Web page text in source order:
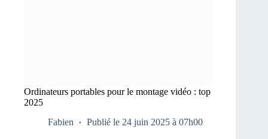
Ordinateurs portables pour le montage vidéo : top
2025
Fabien
Publié le 24 juin 2025 à 07h00